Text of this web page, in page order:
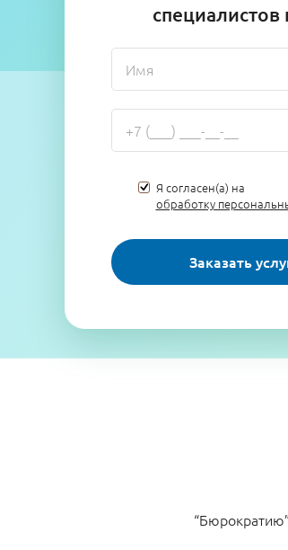
специалистов
Я согласен(а) на
обработку
Заказать